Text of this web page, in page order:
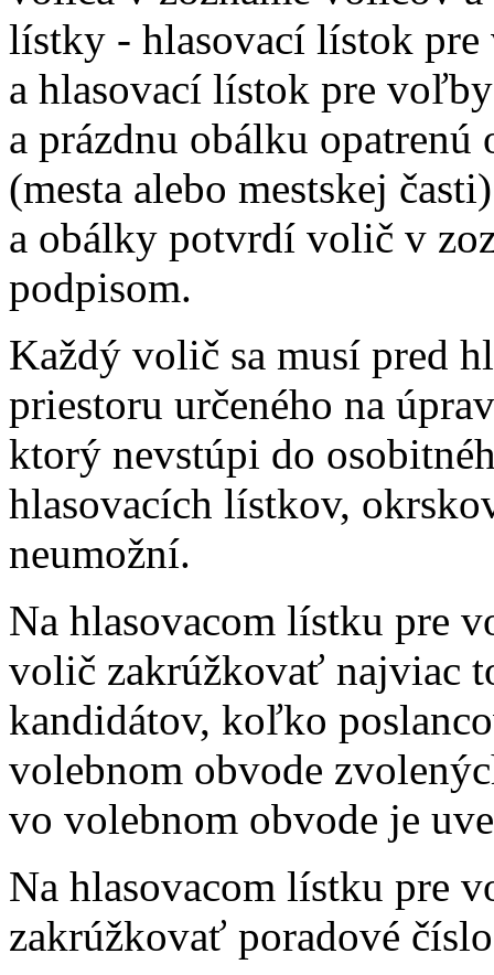
lístky - hlasovací lístok
a hlasovací lístok pre
a prázdnu obálku
(mesta alebo mestskej
a obálky potvrdí volič v
podpisom.
Každý volič sa musí pred
priestoru určeného na
ktorý nevstúpi do
hlasovacích lístkov,
neumožní.
Na hlasovacom lístku pre
volič zakrúžkovať najviac
kandidátov, koľko
volebnom obvode
vo volebnom obvode je
Na hlasovacom lístku pre
zakrúžkovať poradové